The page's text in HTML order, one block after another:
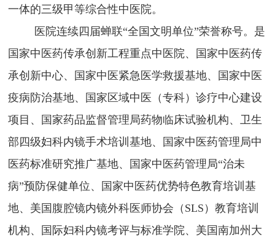
开一体的三级甲等综合性中医院。
医院连续四届蝉联“全国文明单位”荣誉称号。是
国家中医药传承创新工程重点中医院、国家中医药传
承创新中心、国家中医紧急医学救援基地、国家中医
疫病防治基地、国家区域中医（专科）诊疗中心建设
项目、国家药品监督管理局药物临床试验机构、卫生
部四级妇科内镜手术培训基地、国家中医药管理局中
医药标准研究推广基地、国家中医药管理局“治未
病”预防保健单位、国家中医药优势特色教育培训基
地、美国腹腔镜内镜外科医师协会（SLS）教育培训
机构、国际妇科内镜考评与标准学院、美国南加州大